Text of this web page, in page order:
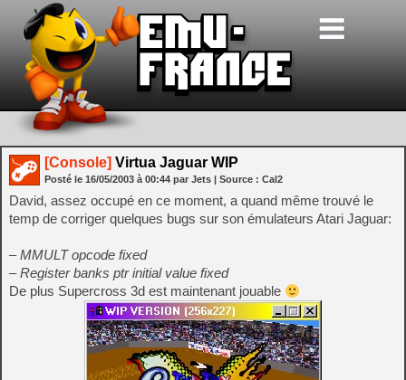
[Console] Virtua Jaguar WIP
Posté le 16/05/2003 à 00:44 par Jets | Source : Cal2
David, assez occupé en ce moment, a quand même trouvé le
temp de corriger quelques bugs sur son émulateurs Atari Jaguar:
– MMULT opcode fixed
– Register banks ptr initial value fixed
De plus Supercross 3d est maintenant jouable